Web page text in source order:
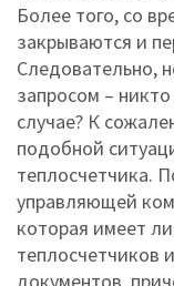
Более того, со
закрываются и
Следовательно,
запросом –
случае? К
подобной
теплосчетчика.
управляющей
которая имеет
теплосчетчиков
документов,